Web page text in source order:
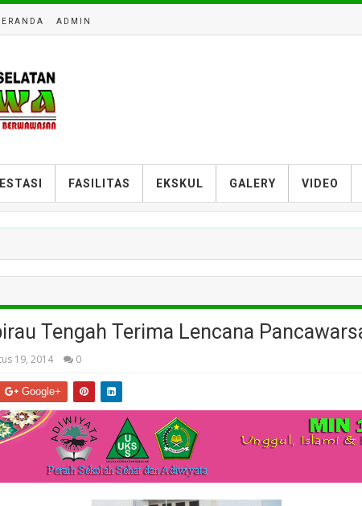
ADMIN
FASILITAS EKSKUL GALERY VIDEO
Tengah Terima Lencana
19, 2014 0
Google+